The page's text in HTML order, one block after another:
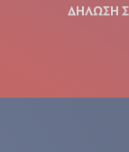
ΔΗΛΩΣΗ